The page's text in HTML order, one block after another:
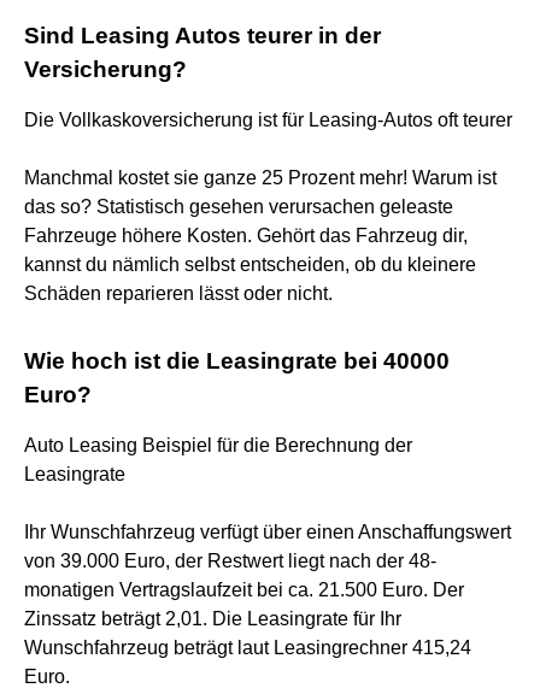
Sind Leasing Autos teurer in der
Versicherung?
Die Vollkaskoversicherung ist für Leasing-Autos oft teurer
Manchmal kostet sie ganze 25 Prozent mehr! Warum ist
das so? Statistisch gesehen verursachen geleaste
Fahrzeuge höhere Kosten. Gehört das Fahrzeug dir,
kannst du nämlich selbst entscheiden, ob du kleinere
Schäden reparieren lässt oder nicht.
Wie hoch ist die Leasingrate bei 40000
Euro?
Auto Leasing Beispiel für die Berechnung der
Leasingrate
Ihr Wunschfahrzeug verfügt über einen Anschaffungswert
von 39.000 Euro, der Restwert liegt nach der 48-
monatigen Vertragslaufzeit bei ca. 21.500 Euro. Der
Zinssatz beträgt 2,01. Die Leasingrate für Ihr
Wunschfahrzeug beträgt laut Leasingrechner 415,24
Euro.